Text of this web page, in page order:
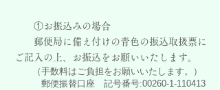
①お振込みの場合
郵便局に備え付けの青色の振込取扱票に
ご記入の上、お振込をお願いいたします。
（手数料はご負担をお願いいたします。）
郵便振替口座 記号番号:00260-1-110413